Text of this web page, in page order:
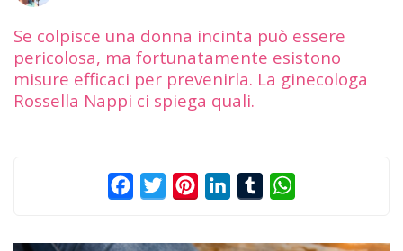
Se colpisce una donna incinta può essere
pericolosa, ma fortunatamente esistono
misure efficaci per prevenirla. La ginecologa
Rossella Nappi ci spiega quali.
FacebookTwitterPinterestLinkedInTumblr